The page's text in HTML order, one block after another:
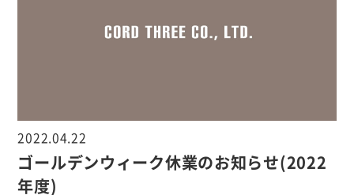
2022.04.22
ゴールデンウィーク休業のお知らせ(2022
年度)